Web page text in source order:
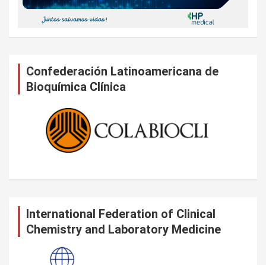
Confederación Latinoamericana de
Bioquímica Clínica
International Federation of Clinical
Chemistry and Laboratory Medicine